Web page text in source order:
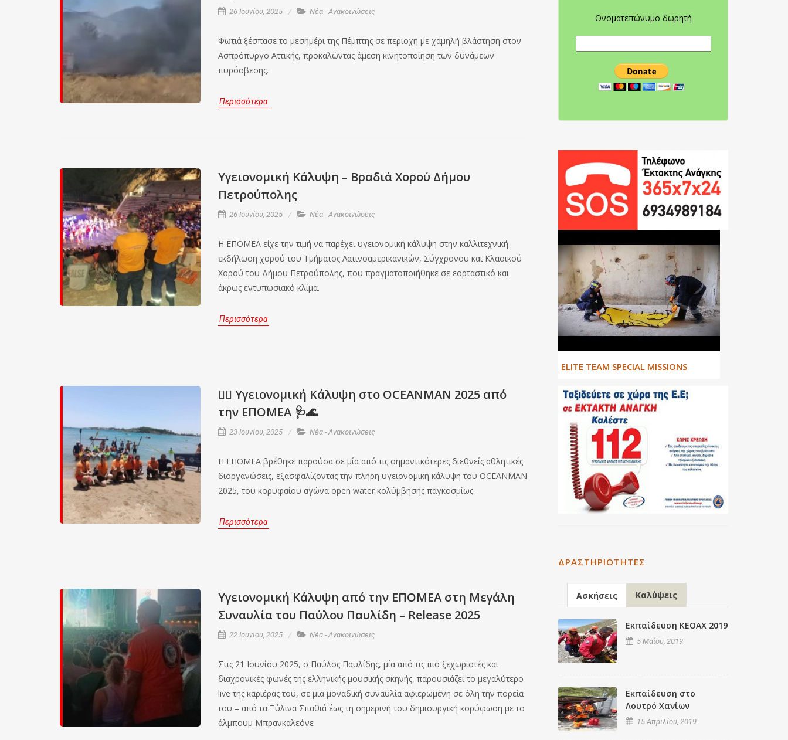
26 Ιουνίου, 2025 Νέα - Ανακοινώσεις
Φωτιά ξέσπασε το μεσημέρι της Πέμπτης σε περιοχή με χαμηλή βλάστηση στον
Ασπρόπυργο Αττικής, προκαλώντας άμεση κινητοποίηση των δυνάμεων
πυρόσβεσης.
Περισσότερα
Υγειονομική Κάλυψη – Βραδιά Χορού Δήμου
Πετρούπολης
26 Ιουνίου, 2025 Νέα - Ανακοινώσεις
Η ΕΠΟΜΕΑ είχε την τιμή να παρέχει υγειονομική κάλυψη στην καλλιτεχνική
εκδήλωση χορού του Τμήματος Λατινοαμερικανικών, Σύγχρονου και Κλασικού
Χορού του Δήμου Πετρούπολης, που πραγματοποιήθηκε σε εορταστικό και
άκρως εντυπωσιακό κλίμα.
Περισσότερα
🏊‍♂️ Υγειονομική Κάλυψη στο OCEANMAN 2025 από
την ΕΠΟΜΕΑ 🩺🌊
23 Ιουνίου, 2025 Νέα - Ανακοινώσεις
Η ΕΠΟΜΕΑ βρέθηκε παρούσα σε μία από τις σημαντικότερες διεθνείς αθλητικές
διοργανώσεις, εξασφαλίζοντας την πλήρη υγειονομική κάλυψη του OCEANMAN
2025, του κορυφαίου αγώνα open water κολύμβησης παγκοσμίως.
Περισσότερα
Υγειονομική Κάλυψη από την ΕΠΟΜΕΑ στη Μεγάλη
Συναυλία του Παύλου Παυλίδη – Release 2025
22 Ιουνίου, 2025 Νέα - Ανακοινώσεις
Στις 21 Ιουνίου 2025, ο Παύλος Παυλίδης, μία από τις πιο ξεχωριστές και
διαχρονικές φωνές της ελληνικής μουσικής σκηνής, παρουσιάζει το μεγαλύτερο
live της καριέρας του, σε μια μοναδική συναυλία αφιερωμένη σε όλη την πορεία
του – από τα Ξύλινα Σπαθιά έως τη σημερινή του δημιουργική κορύφωση με το
άλμπουμ Μπρανκαλεόνε
Ονοματεπώνυμο δωρητή
ΕLITE TEAM SPECIAL MISSIONS
ΔΡΑΣΤΗΡΙΌΤΗΤΕΣ
Ασκήσεις Καλύψεις
Εκπαίδευση ΚΕΟΑΧ 2019
5 Μαΐου, 2019
Εκπαίδευση στο
Λουτρό Χανίων
15 Απριλίου, 2019